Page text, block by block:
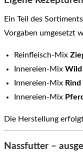
Ein Teil des
Vorgaben umgesetzt
Reinfleisch-Mix
Innereien-Mix Wild
Innereien-Mix Rind
Innereien-Mix
Die Herstellung
Nassfutter –